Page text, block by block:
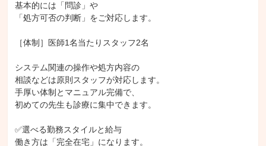
基本的には「問診」や
「処方可否の判断」をご対応します。
［体制］医師1名当たりスタッフ2名
システム関連の操作や処方内容の
相談などは原則スタッフが対応します。
手厚い体制とマニュアル完備で、
初めての先生も診療に集中できます。
✅選べる勤務スタイルと給与
働き方は「完全在宅」になります。